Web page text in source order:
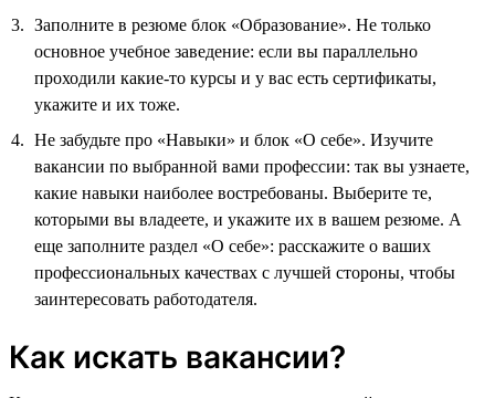
Заполните в резюме блок «Образование». Не только
основное учебное заведение: если вы параллельно
проходили какие-то курсы и у вас есть сертификаты,
укажите и их тоже.
Не забудьте про «Навыки» и блок «О себе». Изучите
вакансии по выбранной вами профессии: так вы узнаете,
какие навыки наиболее востребованы. Выберите те,
которыми вы владеете, и укажите их в вашем резюме. А
еще заполните раздел «О себе»: расскажите о ваших
профессиональных качествах с лучшей стороны, чтобы
заинтересовать работодателя.
Как искать вакансии?